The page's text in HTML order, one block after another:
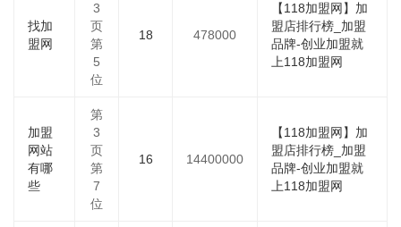
找加
盟网
3
页
第
5
位
18 478000
【118加盟网】加
盟店排行榜_加盟
品牌-创业加盟就
上118加盟网
加盟
网站
有哪
些
第
3
页
第
7
位
16 14400000
【118加盟网】加
盟店排行榜_加盟
品牌-创业加盟就
上118加盟网